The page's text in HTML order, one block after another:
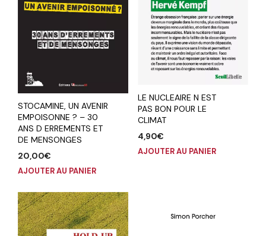
STOCAMINE, UN AVENIR
EMPOISONNE ? – 30
ANS D ERREMENTS ET
DE MENSONGES
20,00€
AJOUTER AU PANIER
LE NUCLEAIRE N EST
PAS BON POUR LE
CLIMAT
4,90€
AJOUTER AU PANIER